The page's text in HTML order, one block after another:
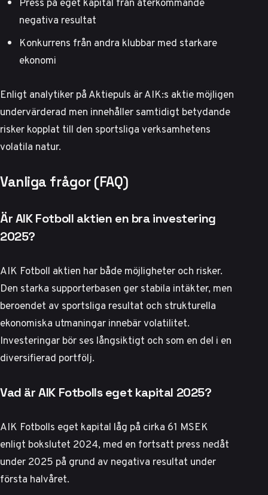
negativa resultat
Konkurrens från andra klubbar med starkare
ekonomi
Enligt analytiker på Aktiepuls är AIK:s aktie möjligen
undervärderad men innehåller samtidigt betydande
risker kopplat till den sportsliga verksamhetens
volatila natur.
Vanliga frågor (FAQ)
Är AIK Fotboll aktien en bra investering
2025?
AIK Fotboll aktien har både möjligheter och risker.
Den starka supporterbasen ger stabila intäkter, men
beroendet av sportsliga resultat och strukturella
ekonomiska utmaningar innebär volatilitet.
Investeringar bör ses långsiktigt och som en del i en
diversifierad portfölj.
Vad är AIK Fotbolls eget kapital 2025?
AIK Fotbolls eget kapital låg på cirka 61 MSEK
enligt bokslutet 2024, med en fortsatt press nedåt
under 2025 på grund av negativa resultat under
första halvåret.